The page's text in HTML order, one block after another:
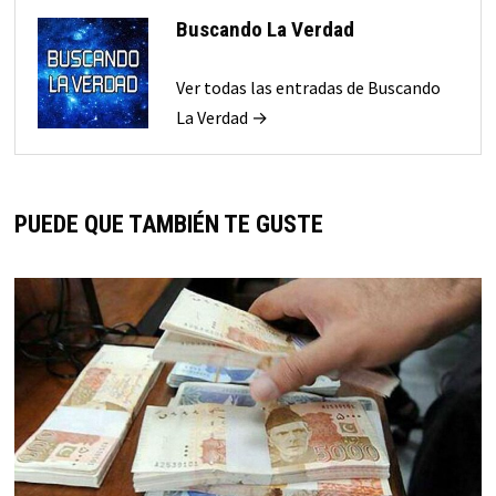
Buscando La Verdad
Ver todas las entradas de Buscando
La Verdad →
PUEDE QUE TAMBIÉN TE GUSTE